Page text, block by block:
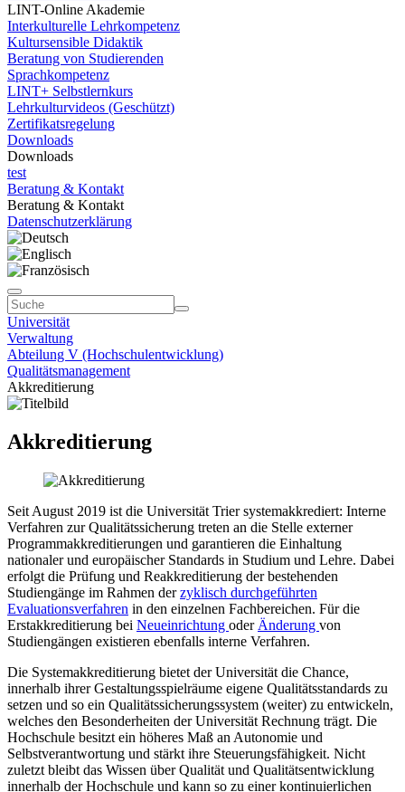
LINT-Online Akademie
Interkulturelle Lehrkompetenz
Kultursensible Didaktik
Beratung von Studierenden
Sprachkompetenz
LINT+ Selbstlernkurs
Lehrkulturvideos (Geschützt)
Zertifikatsregelung
Downloads
Downloads
test
Beratung & Kontakt
Beratung & Kontakt
Datenschutzerklärung
Universität
Verwaltung
Abteilung V (Hochschulentwicklung)
Qualitätsmanagement
Akkreditierung
Akkreditierung
Seit August 2019 ist die Universität Trier systemakkrediert: Interne
Verfahren zur Qualitätssicherung treten an die Stelle externer
Programmakkreditierungen und garantieren die Einhaltung
nationaler und europäischer Standards in Studium und Lehre. Dabei
erfolgt die Prüfung und Reakkreditierung der bestehenden
Studiengänge im Rahmen derzyklisch durchgeführten
Evaluationsverfahren in den einzelnen Fachbereichen. Für die
Erstakkreditierung bei Neueinrichtung oder Änderung von
Studiengängen existieren ebenfalls interne Verfahren.
Die Systemakkreditierung bietet der Universität die Chance,
innerhalb ihrer Gestaltungsspielräume eigene Qualitätsstandards zu
setzen und so ein Qualitätssicherungssystem (weiter) zu entwickeln,
welches den Besonderheiten der Universität Rechnung trägt. Die
Hochschule besitzt ein höheres Maß an Autonomie und
Selbstverantwortung und stärkt ihre Steuerungsfähigkeit. Nicht
zuletzt bleibt das Wissen über Qualität und Qualitätsentwicklung
innerhalb der Hochschule und kann so zu einer kontinuierlichen